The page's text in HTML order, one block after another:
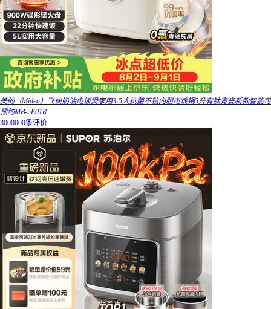
美的（Midea）飞快奶油电饭煲家用3-5人抗菌不粘内胆电饭锅5升有钛青瓷新款智能可
预约MB-5E01R
3000000条评价